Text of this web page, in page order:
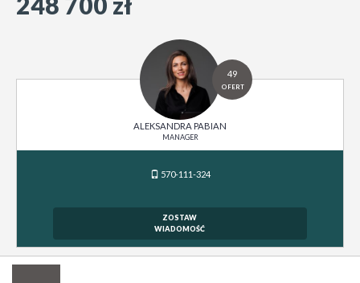
49
OFERT
ALEKSANDRA PABIAN
MANAGER
570-111-324
ZOSTAW
WIADOMOŚĆ